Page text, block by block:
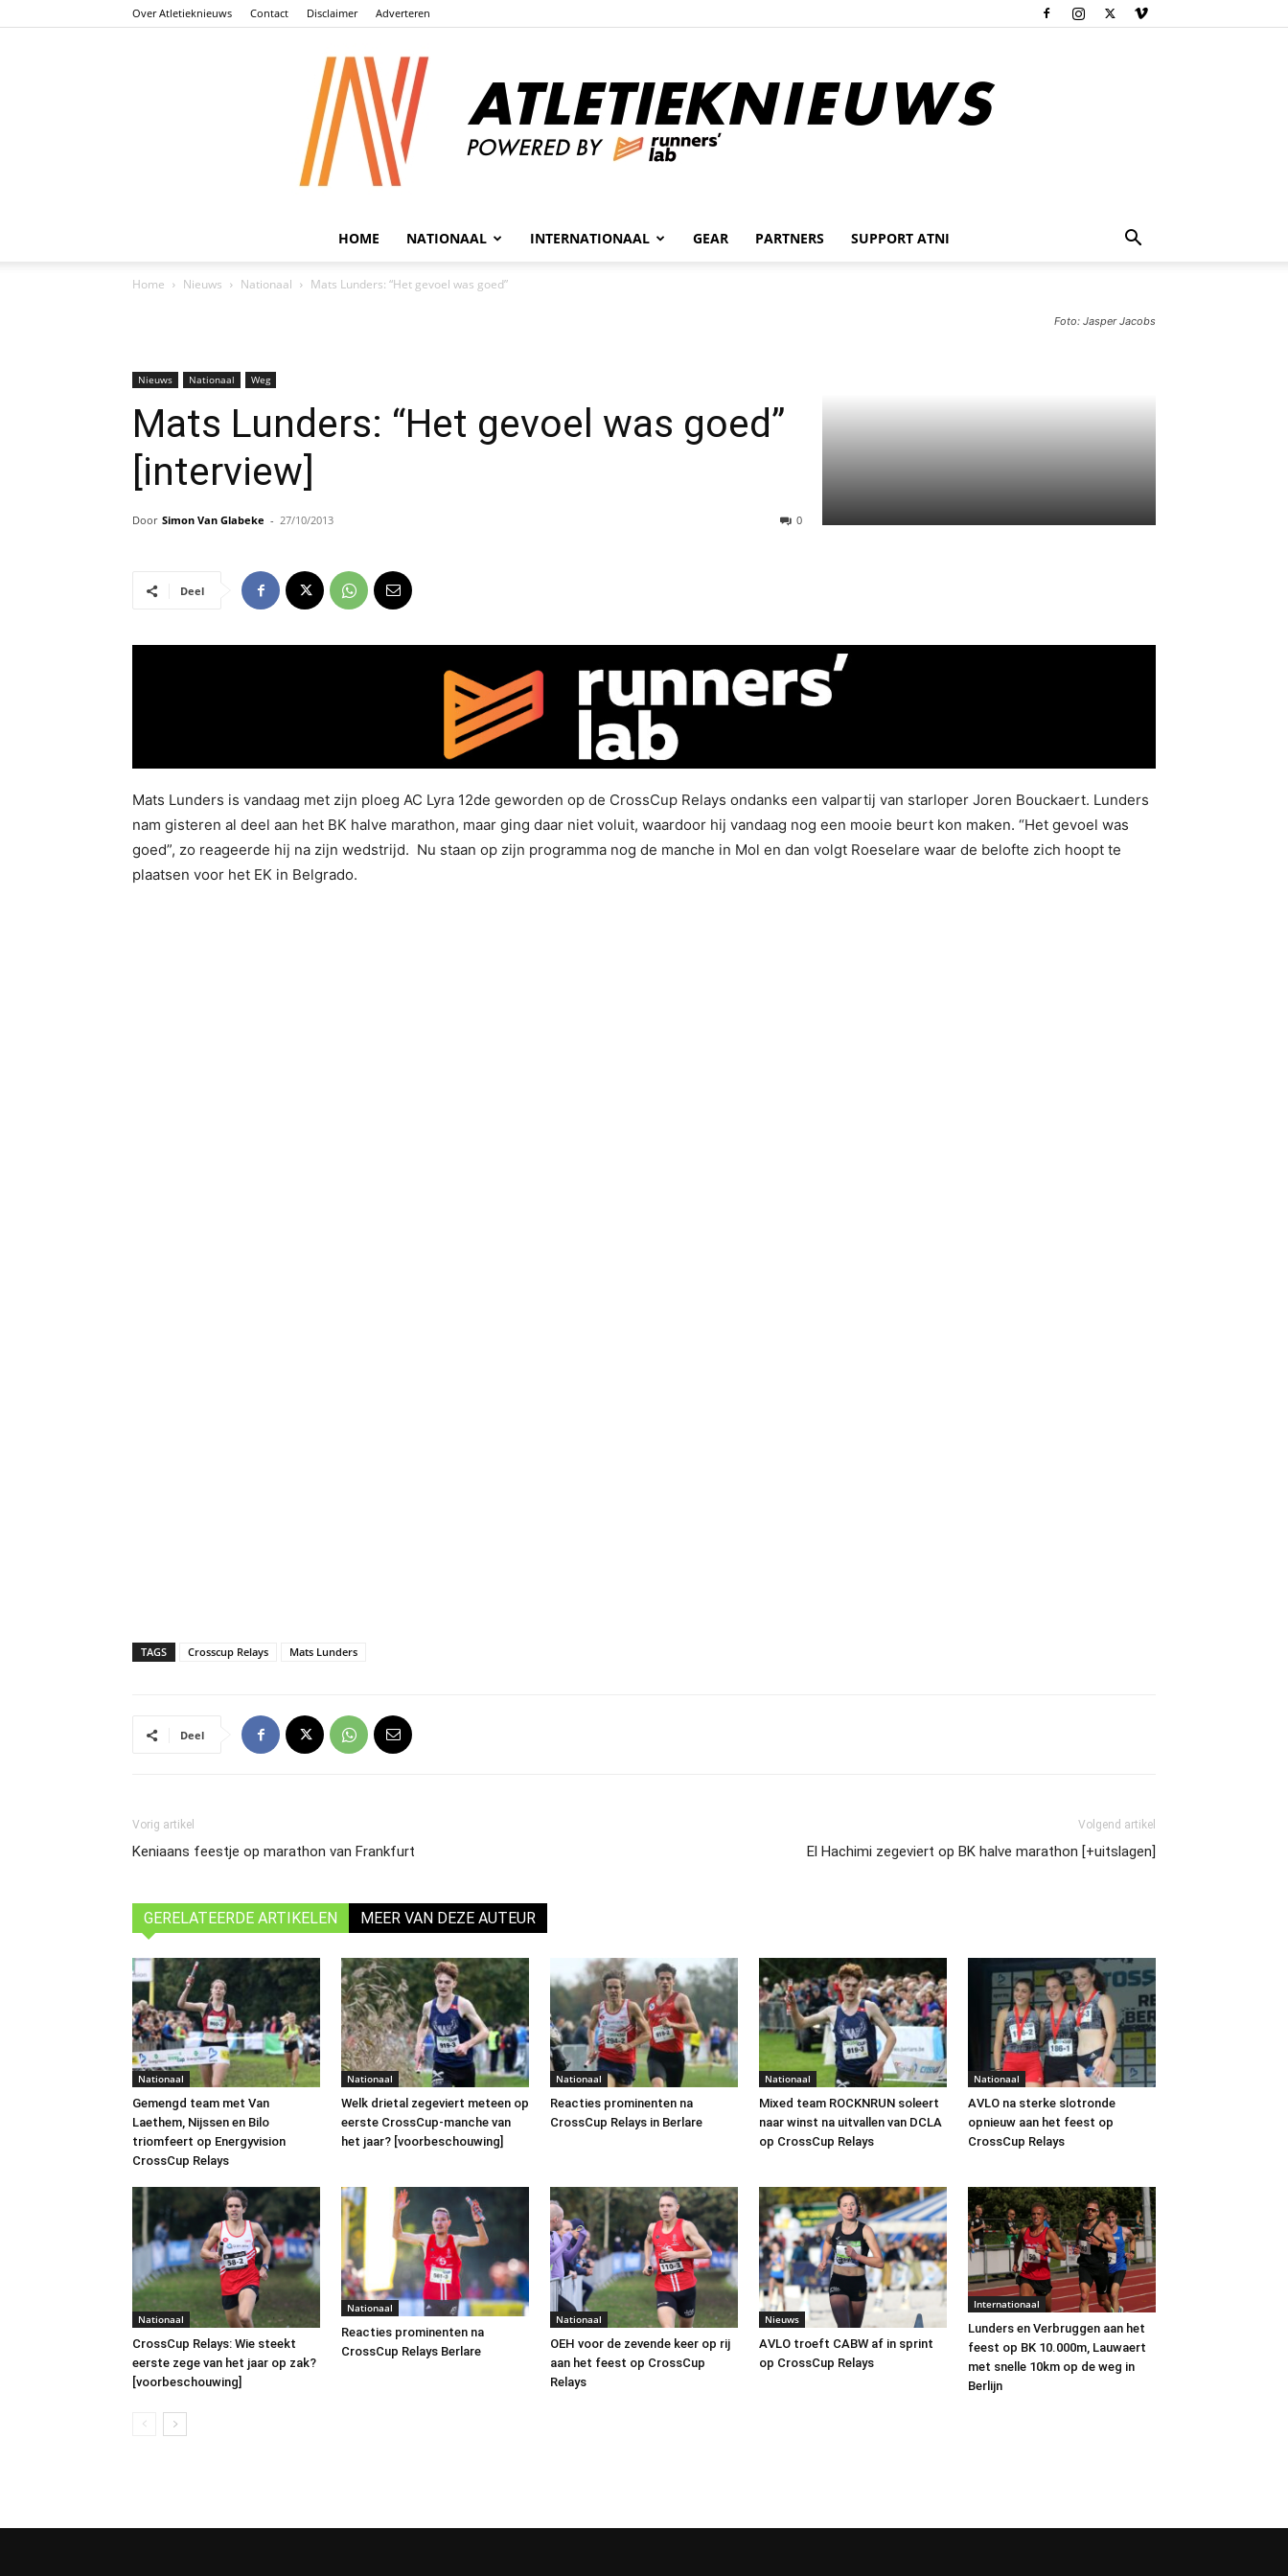
Over Atletieknieuws Contact Disclaimer Adverteren
HOME NATIONAAL INTERNATIONAAL GEAR PARTNERS SUPPORT ATNI
Home Nieuws Nationaal Mats Lunders: “Het gevoel was goed”
Foto: Jasper Jacobs
Nieuws Nationaal Weg
Mats Lunders: “Het gevoel was goed”
[interview]
Door Simon Van Glabeke - 27/10/2013 0
Deel
Mats Lunders is vandaag met zijn ploeg AC Lyra 12de geworden op de CrossCup Relays ondanks een valpartij van starloper Joren Bouckaert. Lunders
nam gisteren al deel aan het BK halve marathon, maar ging daar niet voluit, waardoor hij vandaag nog een mooie beurt kon maken. “Het gevoel was
goed”, zo reageerde hij na zijn wedstrijd. Nu staan op zijn programma nog de manche in Mol en dan volgt Roeselare waar de belofte zich hoopt te
plaatsen voor het EK in Belgrado.
TAGS Crosscup Relays Mats Lunders
Deel
Vorig artikel
Keniaans feestje op marathon van Frankfurt
Volgend artikel
El Hachimi zegeviert op BK halve marathon [+uitslagen]
GERELATEERDE ARTIKELEN MEER VAN DEZE AUTEUR
Nationaal
Gemengd team met Van
Laethem, Nijssen en Bilo
triomfeert op Energyvision
CrossCup Relays
Nationaal
Welk drietal zegeviert meteen op
eerste CrossCup-manche van
het jaar? [voorbeschouwing]
Nationaal
Reacties prominenten na
CrossCup Relays in Berlare
Nationaal
Mixed team ROCKNRUN soleert
naar winst na uitvallen van DCLA
op CrossCup Relays
Nationaal
AVLO na sterke slotronde
opnieuw aan het feest op
CrossCup Relays
Nationaal
CrossCup Relays: Wie steekt
eerste zege van het jaar op zak?
[voorbeschouwing]
Nationaal
Reacties prominenten na
CrossCup Relays Berlare
Nationaal
OEH voor de zevende keer op rij
aan het feest op CrossCup
Relays
Nieuws
AVLO troeft CABW af in sprint
op CrossCup Relays
Internationaal
Lunders en Verbruggen aan het
feest op BK 10.000m, Lauwaert
met snelle 10km op de weg in
Berlijn